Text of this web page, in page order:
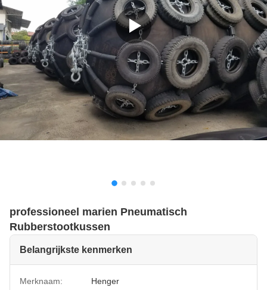
professioneel marien Pneumatisch
Rubberstootkussen
Belangrijkste kenmerken
Merknaam:
Henger